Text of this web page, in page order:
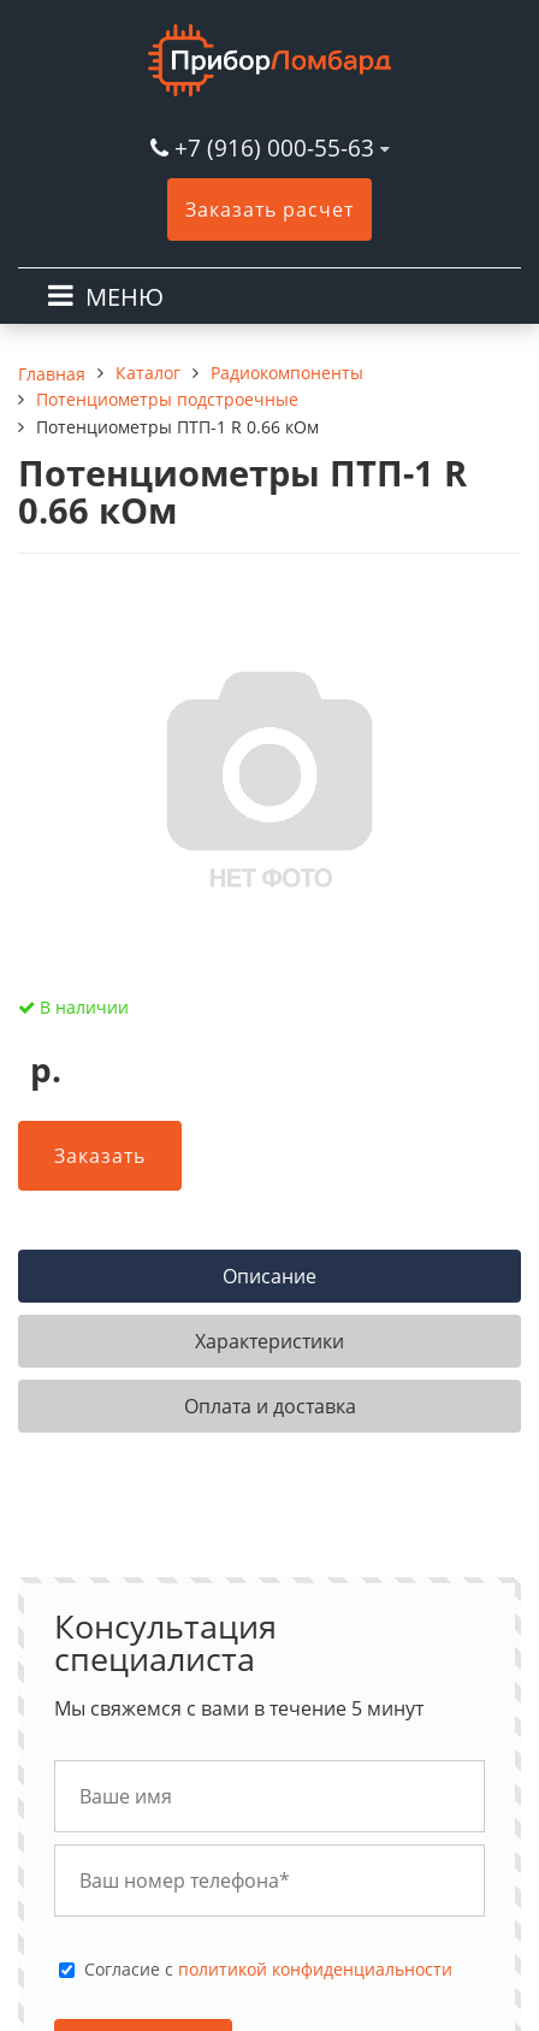
+7 (916) 000-55-63
Заказать расчет
МЕНЮ
Главная Каталог
Радиокомпоненты
Потенциометры подстроечные
Потенциометры ПТП-1 R 0.66 кОм
Потенциометры ПТП-1 R
0.66 кОм
В наличии
р.
Заказать
Описание
Характеристики
Оплата и доставка
Консультация
специалиста
Мы свяжемся с вами в течение 5 минут
Cогласие с политикой конфиденциальности